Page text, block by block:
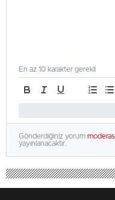
En az 10 karakter gerekli
Gönderdiğiniz yorum
yayınlanacaktır.